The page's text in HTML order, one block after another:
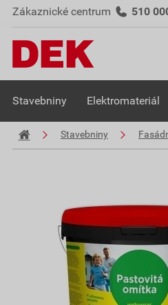
Zákaznické centrum 510
Stavebniny Elektromateriál
Stavebniny